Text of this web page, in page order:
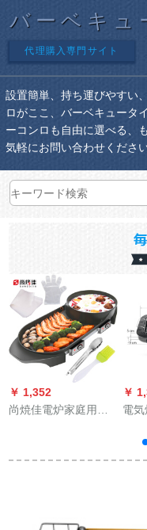
バーベキュ
代理購入専門サイト
設置簡単、持ち運びやすい
ロがここ、バーベキュータ
ーコンロも自由に選べる、
気軽にお問い合わせください
￥ 1,352
尚焼佳電炉家庭用電
Z焼一体中号
￥
電気
ー
焼